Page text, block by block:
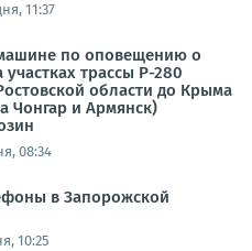
11:37
по оповещению о
трассы Р-280
области до Крыма
Чонгар и Армянск)
08:34
в Запорожской
10:25